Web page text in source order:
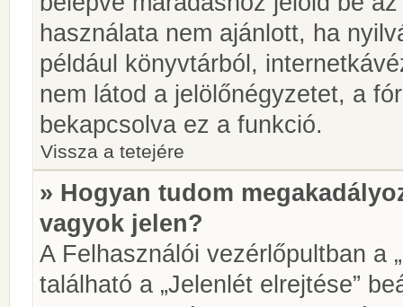
használata nem ajánlott, ha
például könyvtárból,
nem látod a jelölőnégyzetet, a
bekapcsolva ez a funkció.
Vissza a tetejére
» Hogyan tudom
vagyok jelen?
A Felhasználói vezérlőpultban a
található a „Jelenlét elrejtése”